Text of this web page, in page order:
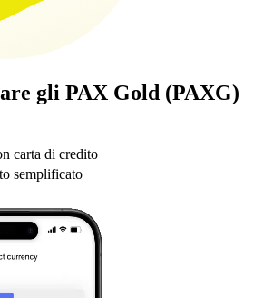
gli PAX Gold (PAXG)
carta di credito
semplificato